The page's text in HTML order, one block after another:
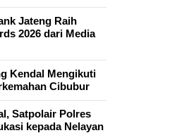
Jateng Raih
2026 dari Media
Kendal Mengikuti
Cibubur
Satpolair Polres
kepada Nelayan